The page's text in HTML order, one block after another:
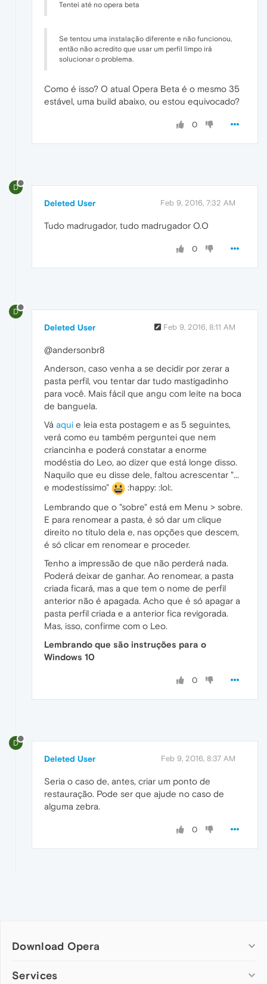
Tentei até no opera beta
Se tentou uma instalação diferente e não funcionou,
então não acredito que usar um perfil limpo irá
solucionar o problema.
Como é isso? O atual Opera Beta é o mesmo 35
estável, uma build abaixo, ou estou equivocado?
0
D
Deleted User Feb 9, 2016, 7:32 AM
Tudo madrugador, tudo madrugador O.O
0
D
Deleted User Feb 9, 2016, 8:11 AM
@andersonbr8
Anderson, caso venha a se decidir por zerar a
pasta perfil, vou tentar dar tudo mastigadinho
para você. Mais fácil que angu com leite na boca
de banguela.
Vá aqui e leia esta postagem e as 5 seguintes,
verá como eu também perguntei que nem
criancinha e poderá constatar a enorme
modéstia do Leo, ao dizer que está longe disso.
Naquilo que eu disse dele, faltou acrescentar "...
e modestíssimo"
:happy: :lol:.
Lembrando que o "sobre" está em Menu > sobre.
E para renomear a pasta, é só dar um clique
direito no título dela e, nas opções que descem,
é só clicar em renomear e proceder.
Tenho a impressão de que não perderá nada.
Poderá deixar de ganhar. Ao renomear, a pasta
criada ficará, mas a que tem o nome de perfil
anterior não é apagada. Acho que é só apagar a
pasta perfil criada e a anterior fica revigorada.
Mas, isso, confirme com o Leo.
Lembrando que são instruções para o
Windows 10
0
D
Deleted User Feb 9, 2016, 8:37 AM
Seria o caso de, antes, criar um ponto de
restauração. Pode ser que ajude no caso de
alguma zebra.
0
Download Opera
Computer browsers
Services